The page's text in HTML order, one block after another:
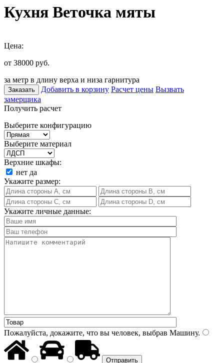
Кухня Веточка мяты
Цена:
от 38000 руб.
за метр в длину верха и низа гарнитура
Заказать Добавить в корзину Расчет цены Вызвать
замерщика
Получить расчет
Выберите конфигурацию
Выберите материал
Верхние шкафы:
нет да
Укажите размер:
Укажите личные данные:
Пожалуйста, докажите, что вы человек, выбрав Машину.